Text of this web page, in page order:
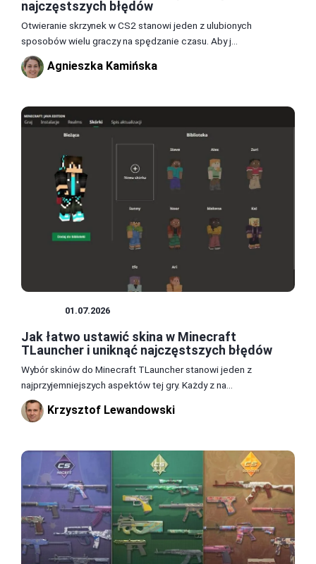
najczęstszych błędów
Otwieranie skrzynek w CS2 stanowi jeden z ulubionych
sposobów wielu graczy na spędzanie czasu. Aby j...
Agnieszka Kamińska
01.07.2026
Jak łatwo ustawić skina w Minecraft
TLauncher i uniknąć najczęstszych błędów
Wybór skinów do Minecraft TLauncher stanowi jeden z
najprzyjemniejszych aspektów tej gry. Każdy z na...
Krzysztof Lewandowski